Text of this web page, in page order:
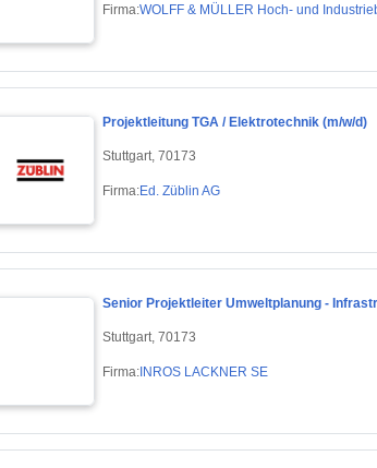
Firma:WOLFF & MÜLLER Hoch- und
Projektleitung TGA / Elektrotechnik (m/w/d)
Stuttgart, 70173
Firma:Ed. Züblin AG
Senior Projektleiter Umweltplanung -
Stuttgart, 70173
Firma:INROS LACKNER SE